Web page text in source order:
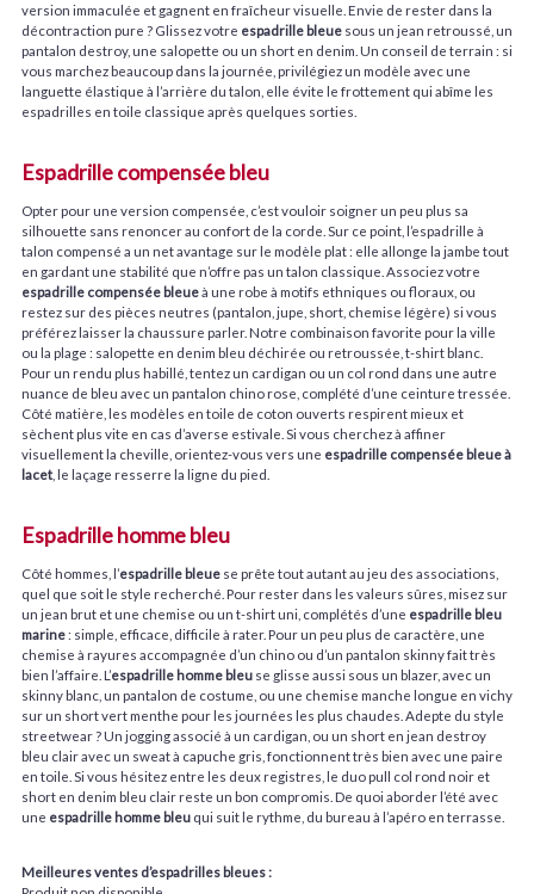
version immaculée et gagnent en fraîcheur visuelle. Envie de rester dans la
décontraction pure ? Glissez votre espadrille bleuesous un jean retroussé, un
pantalon destroy, une salopette ou un short en denim. Un conseil de terrain : si
vous marchez beaucoup dans la journée, privilégiez un modèle avec une
languette élastique à l’arrière du talon, elle évite le frottement qui abîme les
espadrilles en toile classique après quelques sorties.
Espadrille compensée bleu
Opter pour une version compensée, c’est vouloir soigner un peu plus sa
silhouette sans renoncer au confort de la corde. Sur ce point, l’espadrille à
talon compensé a un net avantage sur le modèle plat : elle allonge la jambe tout
en gardant une stabilité que n’offre pas un talon classique. Associez votre
espadrille compensée bleueà une robe à motifs ethniques ou floraux, ou
restez sur des pièces neutres (pantalon, jupe, short, chemise légère) si vous
préférez laisser la chaussure parler. Notre combinaison favorite pour la ville
ou la plage : salopette en denim bleu déchirée ou retroussée, t-shirt blanc.
Pour un rendu plus habillé, tentez un cardigan ou un col rond dans une autre
nuance de bleu avec un pantalon chino rose, complété d’une ceinture tressée.
Côté matière, les modèles en toile de coton ouverts respirent mieux et
sèchent plus vite en cas d’averse estivale. Si vous cherchez à affiner
visuellement la cheville, orientez-vous vers une espadrille compensée bleue à
lacet, le laçage resserre la ligne du pied.
Espadrille homme bleu
Côté hommes, l’espadrille bleuese prête tout autant au jeu des associations,
quel que soit le style recherché. Pour rester dans les valeurs sûres, misez sur
un jean brut et une chemise ou un t-shirt uni, complétés d’une espadrille bleu
marine: simple, efficace, difficile à rater. Pour un peu plus de caractère, une
chemise à rayures accompagnée d’un chino ou d’un pantalon skinny fait très
bien l’affaire. L’espadrille homme bleuse glisse aussi sous un blazer, avec un
skinny blanc, un pantalon de costume, ou une chemise manche longue en vichy
sur un short vert menthe pour les journées les plus chaudes. Adepte du style
streetwear ? Un jogging associé à un cardigan, ou un short en jean destroy
bleu clair avec un sweat à capuche gris, fonctionnent très bien avec une paire
en toile. Si vous hésitez entre les deux registres, le duo pull col rond noir et
short en denim bleu clair reste un bon compromis. De quoi aborder l’été avec
une espadrille homme bleuqui suit le rythme, du bureau à l’apéro en terrasse.
Meilleures ventes d’espadrilles bleues :